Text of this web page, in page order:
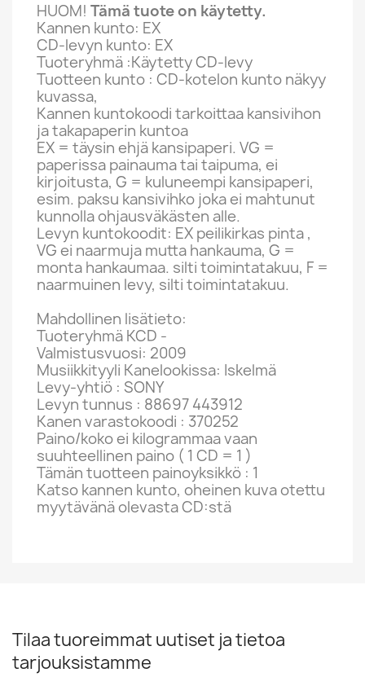
HUOM! Tämä tuote on käytetty.
Kannen kunto: EX
CD-levyn kunto: EX
Tuoteryhmä :Käytetty CD-levy
Tuotteen kunto : CD-kotelon kunto näkyy
kuvassa,
Kannen kuntokoodi tarkoittaa kansivihon
ja takapaperin kuntoa
EX = täysin ehjä kansipaperi. VG =
paperissa painauma tai taipuma, ei
kirjoitusta, G = kuluneempi kansipaperi,
esim. paksu kansivihko joka ei mahtunut
kunnolla ohjausväkästen alle.
Levyn kuntokoodit: EX peilikirkas pinta ,
VG ei naarmuja mutta hankauma, G =
monta hankaumaa. silti toimintatakuu, F =
naarmuinen levy, silti toimintatakuu.
Mahdollinen lisätieto:
Tuoteryhmä KCD -
Valmistusvuosi: 2009
Musiikkityyli Kanelookissa: Iskelmä
Levy-yhtiö : SONY
Levyn tunnus : 88697 443912
Kanen varastokoodi : 370252
Paino/koko ei kilogrammaa vaan
suuhteellinen paino ( 1 CD = 1 )
Tämän tuotteen painoyksikkö : 1
Katso kannen kunto, oheinen kuva otettu
myytävänä olevasta CD:stä
Tilaa tuoreimmat uutiset ja tietoa
tarjouksistamme